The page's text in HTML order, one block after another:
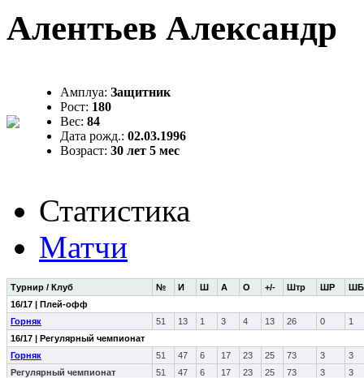
Алентьев Александр
Амплуа: Защитник
Рост: 180
Вес: 84
Дата рожд.: 02.03.1996
Возраст: 30 лет 5 мес
Статистика
Матчи
Турнир / Клуб № И Ш А О +/- Штр ШР ШБ
16/17 | Плей-офф
Горняк
51 13 1 3 4 13 26 0
1
16/17 | Регулярный чемпионат
Горняк
51 47 6 17 23 25 73 3
3
Регулярный чемпионат
51 47 6 17 23 25 73 3
3